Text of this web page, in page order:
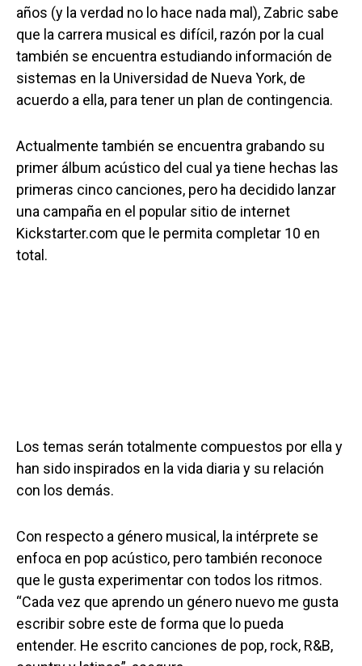
años (y la verdad no lo hace nada mal), Zabric sabe
que la carrera musical es difícil, razón por la cual
también se encuentra estudiando información de
sistemas en la Universidad de Nueva York, de
acuerdo a ella, para tener un plan de contingencia.
Actualmente también se encuentra grabando su
primer álbum acústico del cual ya tiene hechas las
primeras cinco canciones, pero ha decidido lanzar
una campaña en el popular sitio de internet
Kickstarter.com que le permita completar 10 en
total.
Los temas serán totalmente compuestos por ella y
han sido inspirados en la vida diaria y su relación
con los demás.
Con respecto a género musical, la intérprete se
enfoca en pop acústico, pero también reconoce
que le gusta experimentar con todos los ritmos.
“Cada vez que aprendo un género nuevo me gusta
escribir sobre este de forma que lo pueda
entender. He escrito canciones de pop, rock, R&B,